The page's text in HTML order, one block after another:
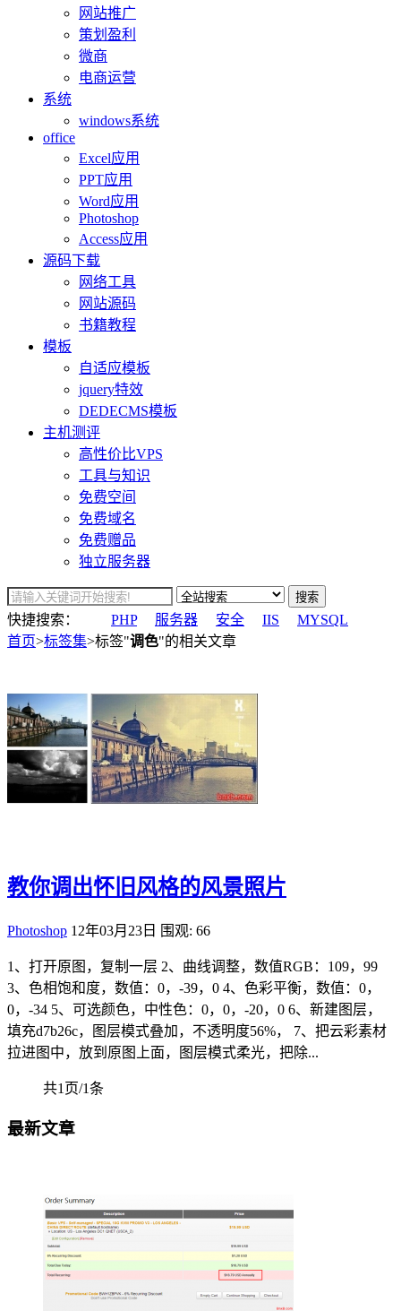
网站推广
策划盈利
微商
电商运营
系统
windows系统
office
Excel应用
PPT应用
Word应用
Photoshop
Access应用
源码下载
网络工具
网站源码
书籍教程
模板
自适应模板
jquery特效
DEDECMS模板
主机测评
高性价比VPS
工具与知识
免费空间
免费域名
免费赠品
独立服务器
搜索
快捷搜索： PHP 服务器 安全 IIS
MYSQL
首页>标签集>标签"调色"的相关文章
教你调出怀旧风格的风景照片
Photoshop 12年03月23日 围观: 66
1、打开原图，复制一层 2、曲线调整，数值RGB：109，99
3、色相饱和度，数值：0，-39，0 4、色彩平衡，数值：0，
0，-34 5、可选颜色，中性色：0，0，-20，0 6、新建图层，
填充d7b26c，图层模式叠加，不透明度56%， 7、把云彩素材
拉进图中，放到原图上面，图层模式柔光，把除...
共1页/1条
最新文章